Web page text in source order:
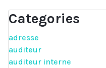
Categories
adresse
auditeur
auditeur interne